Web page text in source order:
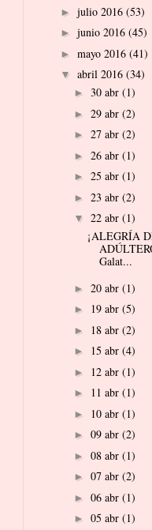
► julio 2016 (53)
► junio 2016 (45)
► mayo 2016 (41)
▼ abril 2016 (34)
► 30 abr (1)
► 29 abr (2)
► 27 abr (2)
► 26 abr (1)
► 25 abr (1)
► 23 abr (2)
▼ 22 abr (1)
¡ALEGRÍA
Galat...
► 20 abr (1)
► 19 abr (5)
► 18 abr (2)
► 15 abr (4)
► 12 abr (1)
► 11 abr (1)
► 10 abr (1)
► 09 abr (2)
► 08 abr (1)
► 07 abr (2)
► 06 abr (1)
► 05 abr (1)